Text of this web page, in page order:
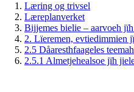
Læring og trivsel
Læreplanverket
Bijjemes bielie – aarvoeh
2. Lïeremen, evtiedimmien
2.5 Dåaresthfaageles teemah
2.5.1 Almetjehealsoe jïh